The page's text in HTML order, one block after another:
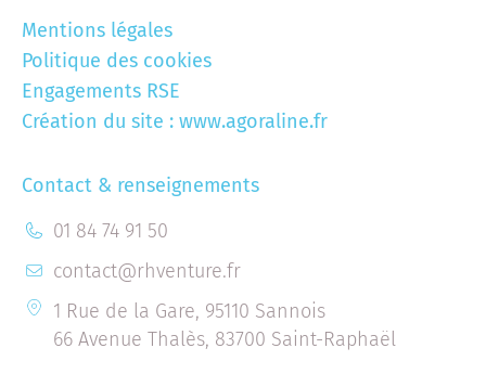
Mentions légales
Politique des cookies
Engagements RSE
Création du site : www.agoraline.fr
Contact & renseignements
01 84 74 91 50
contact@rhventure.fr
1 Rue de la Gare, 95110 Sannois
66 Avenue Thalès, 83700 Saint-Raphaël